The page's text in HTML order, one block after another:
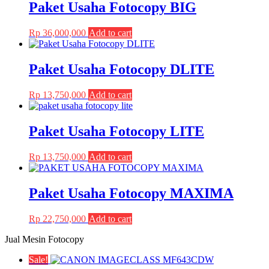
product
product
Paket Usaha Fotocopy BIG
Rp 36,000,000 Add to cart
Paket Usaha Fotocopy DLITE
Rp 13,750,000 Add to cart
Paket Usaha Fotocopy LITE
Rp 13,750,000 Add to cart
Paket Usaha Fotocopy MAXIMA
Rp 22,750,000 Add to cart
Jual Mesin Fotocopy
Sale!